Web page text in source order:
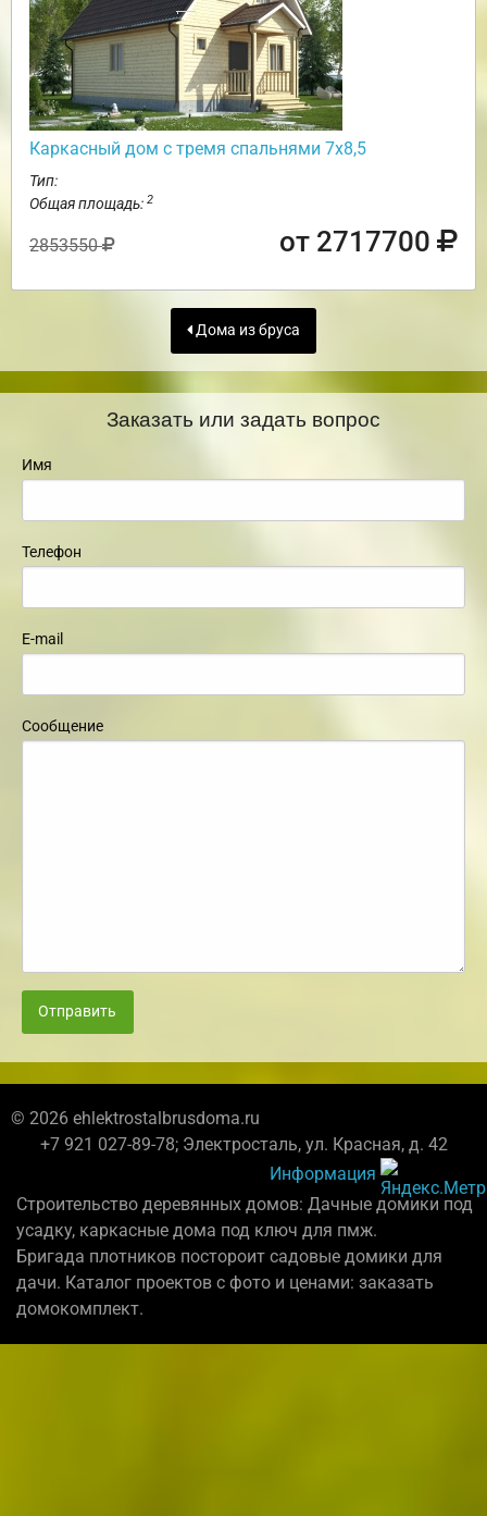
Каркасный дом с тремя спальнями 7х8,5
Тип:
Общая площадь: 2
2853550 от 2717700
Дома из бруса
Заказать или задать вопрос
Имя
Телефон
E-mail
Сообщение
Отправить
© 2026 ehlektrostalbrusdoma.ru
+7 921 027-89-78; Электросталь, ул. Красная, д. 42
Информация
Строительство деревянных домов: Дачные домики под
усадку, каркасные дома под ключ для пмж.
Бригада плотников постороит садовые домики для
дачи. Каталог проектов с фото и ценами: заказать
домокомплект.